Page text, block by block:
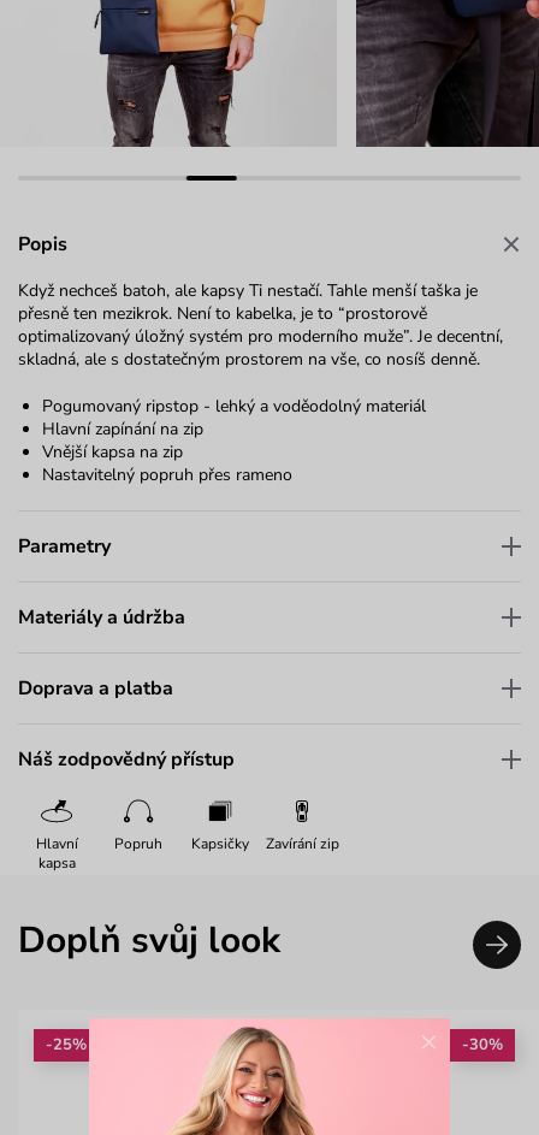
Popis
Když nechceš batoh, ale kapsy Ti nestačí. Tahle menší taška je
přesně ten mezikrok. Není to kabelka, je to “prostorově
optimalizovaný úložný systém pro moderního muže”. Je decentní,
skladná, ale s dostatečným prostorem na vše, co nosíš denně.
Pogumovaný ripstop - lehký a voděodolný materiál
Hlavní zapínání na zip
Vnější kapsa na zip
Nastavitelný popruh přes rameno
Parametry
Materiály a údržba
Doprava a platba
Náš zodpovědný přístup
Hlavní
kapsa
Popruh Kapsičky Zavírání zip
Doplň svůj look
-25% -30%
×